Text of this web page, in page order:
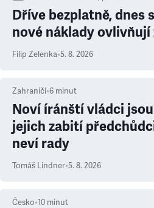
Dříve bezplatně, dnes
nové náklady
Filip Zelenka•5. 8. 2026
Zahraničí•6 minut
Noví íránští vládci
jejich zabití
neví rady
Tomáš Lindner•5. 8. 2026
Česko•10 minut